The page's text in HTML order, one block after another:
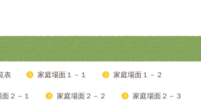
表 家庭場面１－１ 家庭場面１－２
２－１ 家庭場面２－２ 家庭場面２－３